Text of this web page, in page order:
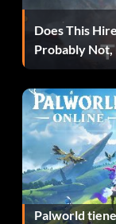
Esto también
cualquier otro
RITMO DE
Tiger Woods
Todos los
Práctica, te
llevarán de
seguro de por
Does This
Probably Not,
Palworld